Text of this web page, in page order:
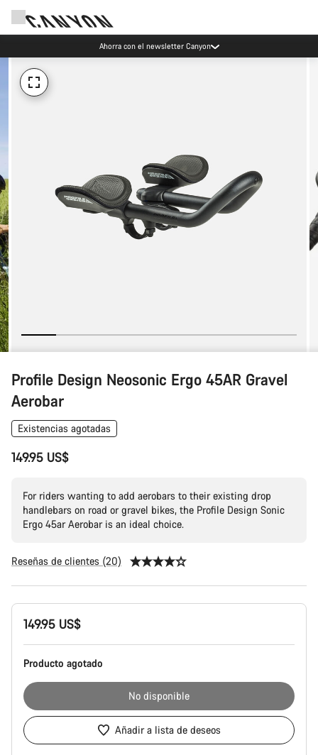
Ahorra con el newsletter Canyon
Profile Design Neosonic Ergo 45AR Gravel
Aerobar
Existencias agotadas
149.95 US$
For riders wanting to add aerobars to their existing drop
handlebars on road or gravel bikes, the Profile Design Sonic
Ergo 45ar Aerobar is an ideal choice.
Reseñas de clientes (20)
Configuración
del149.95 US$
Producto agotado
No disponible
Añadir a lista de deseos